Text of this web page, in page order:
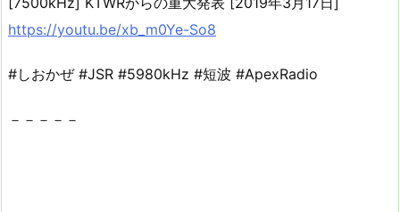
https://youtu.be/xb_m0Ye-So8
#しおかぜ #JSR #5980kHz #短波 #ApexRadio
－－－－－